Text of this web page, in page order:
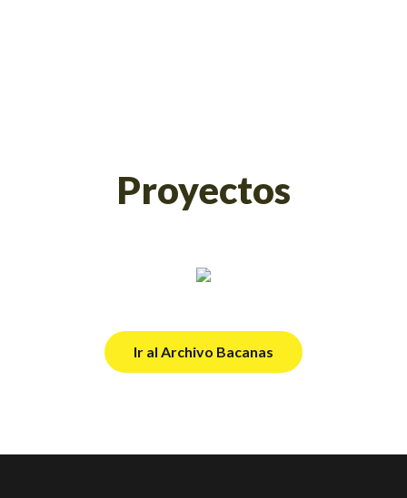
Proyectos
Ir al Archivo Bacanas